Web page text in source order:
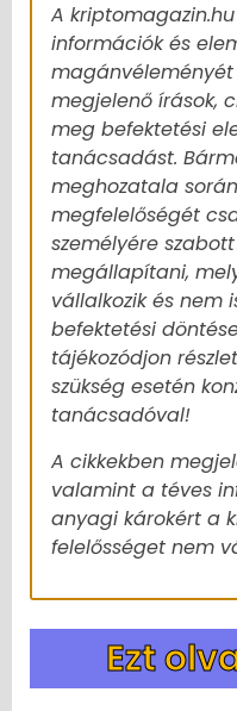
A
információk és
magánvéleményét
megjelenő írások,
meg befektetési
tanácsadást.
meghozatala
megfelelőségét
személyére
megállapítani,
vállalkozik és nem
befektetési
tájékozódjon
szükség esetén
tanácsadóval!
A cikkekben
valamint a téves
anyagi károkért a
felelősséget nem
Ezt